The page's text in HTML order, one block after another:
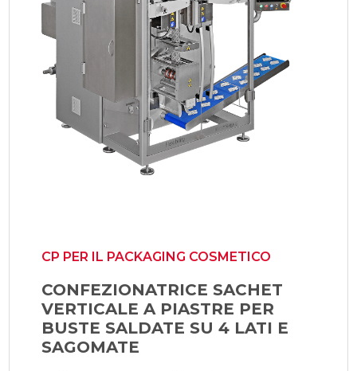
CP PER IL PACKAGING COSMETICO
CONFEZIONATRICE SACHET
VERTICALE A PIASTRE PER
BUSTE SALDATE SU 4 LATI E
SAGOMATE